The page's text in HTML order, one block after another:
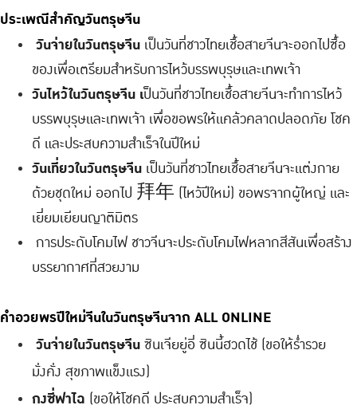
ประเพณีสำคัญวันตรุษจีน
วันจ่ายในวันตรุษจีน เป็นวันที่ชาวไทยเชื้อสายจีนจะออกไปซื้อ
ของเพื่อเตรียมสำหรับการไหว้บรรพบุรุษและเทพเจ้า
วันไหว้ในวันตรุษจีน เป็นวันที่ชาวไทยเชื้อสายจีนจะทำการไหว้
บรรพบุรุษและเทพเจ้า เพื่อขอพรให้แคล้วคลาดปลอดภัย โชค
ดี และประสบความสำเร็จในปีใหม่
วันเที่ยวในวันตรุษจีน เป็นวันที่ชาวไทยเชื้อสายจีนจะแต่งกาย
ด้วยชุดใหม่ ออกไป 拜年 (ไหว้ปีใหม่) ขอพรจากผู้ใหญ่ และ
เยี่ยมเยียนญาติมิตร
บรรยากาศที่สวยงาม
คำอวยพรปีใหม่จีนในวันตรุษจีนจาก ALL ONLINE
วันจ่ายในวันตรุษจีน ซินเจียยู่อี่ ซินนี้ฮวดไช้ (ขอให้ร่ำรวย
มั่งคั่ง สุขภาพแข็งแรง)
กงซี่ฟาไฉ (ขอให้โชคดี ประสบความสำเร็จ)